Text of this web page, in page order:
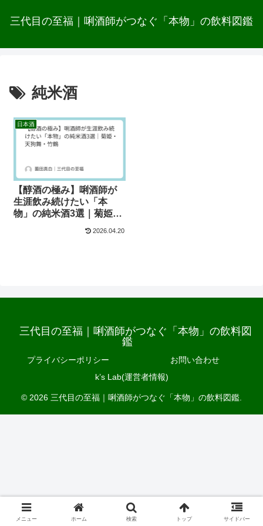
三代目の至福｜唎酒師がつなぐ「本物」の飲料図鑑
純米酒
日本酒
【醇酒の極み】唎酒師が
生涯飲み続けたい「本
物」の純米酒3選｜菊姫・
2026.04.20
三代目の至福｜唎酒師がつなぐ「本物」の飲料図
鑑
プライバシーポリシー
お問い合わせ
k’s Lab(運営者情報)
© 2026 三代目の至福｜唎酒師がつなぐ「本物」の飲料図鑑.
メニュー ホーム 検索 トップ サイドバー